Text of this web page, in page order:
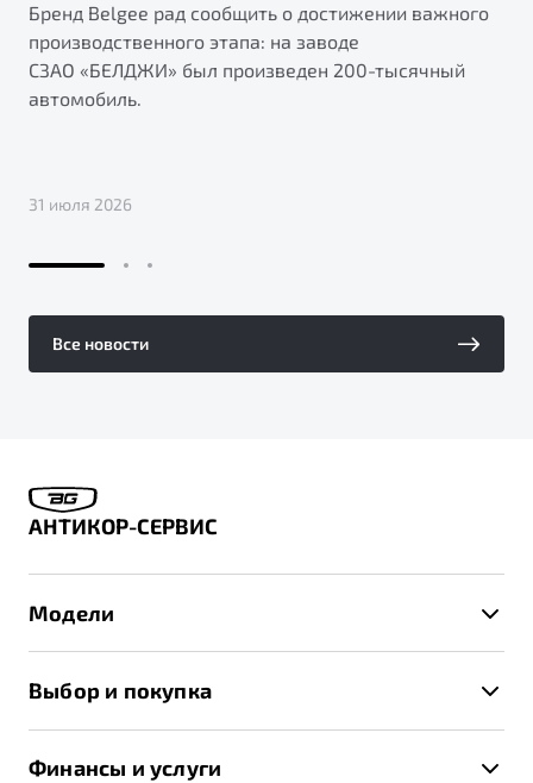
Бренд Belgee рад сообщить о достижении важного
производственного этапа: на заводе
СЗАО «БЕЛДЖИ» был произведен 200-тысячный
автомобиль.
31 июля 2026
Все новости
АНТИКОР-СЕРВИС
Модели
X70
Выбор и покупка
Финансы и услуги